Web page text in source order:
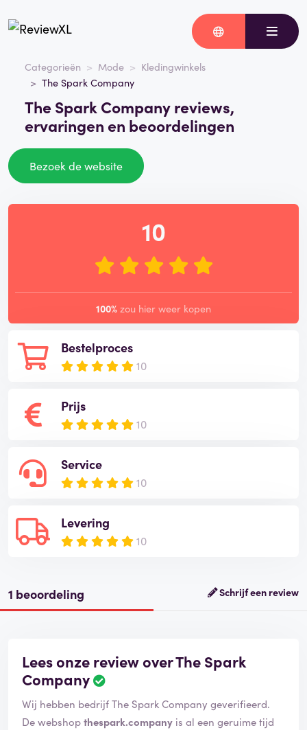
Categorieën Mode
Kledingwinkels
The Spark Company
The Spark Company reviews,
ervaringen en beoordelingen
Bezoek de website
Bestelproces
10
Prijs
10
Service
10
Levering
10
10
100% zou hier weer kopen
1 beoordeling Schrijf een review
Lees onze review over The Spark
Company
Wij hebben bedrijf The Spark Company geverifieerd.
De webshopthespark.company is al een geruime tijd